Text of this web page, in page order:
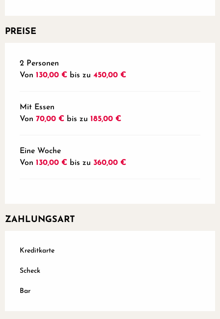
PREISE
Preise 2026
2 Personen
Von 130,00 € bis zu 450,00 €
Mit Essen
Von 70,00 € bis zu 185,00 €
Eine Woche
Von 130,00 € bis zu 360,00 €
ZAHLUNGSART
Kreditkarte
Scheck
Bar